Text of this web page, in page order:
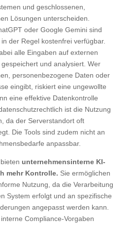
und geschlossenen,
Lösungen unterscheiden.
oder Google Gemini sind
der Regel kostenfrei verfügbar.
alle Eingaben auf externen
und analysiert. Wer
personenbezogene Daten oder
eingibt, riskiert eine ungewollte
eine effektive Datenkontrolle
ist die Nutzung
da der Serverstandort oft
Die Tools sind zudem nicht an
anpassbar.
unternehmensinterne KI-
mehr Kontrolle. Sie ermöglichen
Nutzung, da die Verarbeitung
System erfolgt und an spezifische
angepasst werden kann.
Compliance-Vorgaben